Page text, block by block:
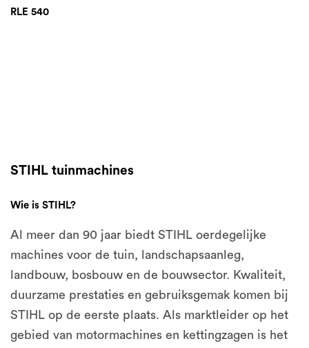
RLE 540
STIHL tuinmachines
Wie is STIHL?
Al meer dan 90 jaar biedt STIHL oerdegelijke
machines voor de tuin, landschapsaanleg,
landbouw, bosbouw en de bouwsector. Kwaliteit,
duurzame prestaties en gebruiksgemak komen bij
STIHL op de eerste plaats. Als marktleider op het
gebied van motormachines en kettingzagen is het